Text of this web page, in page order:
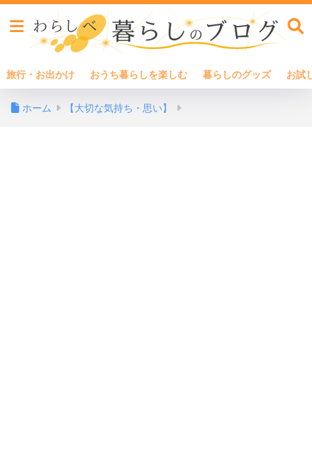
旅行・お出かけ おうち暮らしを楽しむ 暮らしのグッズ お試
ホーム 【大切な気持ち・思い】